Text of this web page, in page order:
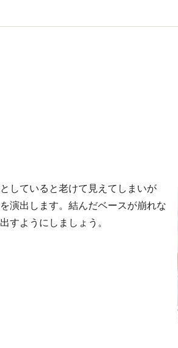
していると老けて見えてしまいが
演出します。結んだベースが崩れな
すようにしましょう。